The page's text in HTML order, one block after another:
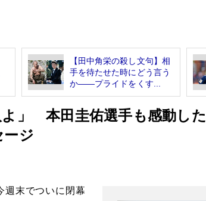
【田中角栄の殺し文句】相
手を待たせた時にどう言う
か――プライドをくす...
よ」 本田圭佑選手も感動し
ージ
末でついに閉幕